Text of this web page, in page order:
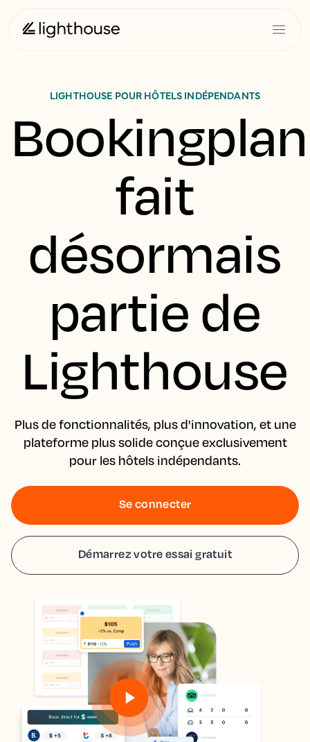
LIGHTHOUSE POUR HÔTELS INDÉPENDANTS
fait
désormais
partie de
Lighthouse
Plus de fonctionnalités, plus d'innovation, et une
plateforme plus solide conçue exclusivement
pour les hôtels indépendants.
Se connecter
Démarrez votre essai gratuit